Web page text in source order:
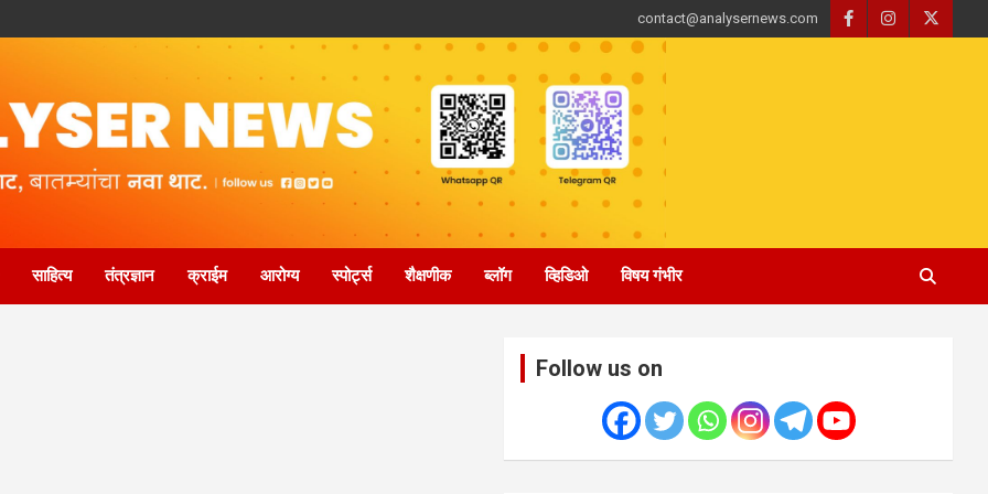
contact@analysernews.com
साहित्य तंत्रज्ञान क्राईम आरोग्य स्पोर्ट्स शैक्षणीक ब्लॉग व्हिडिओ विषय गंभीर
Follow us on